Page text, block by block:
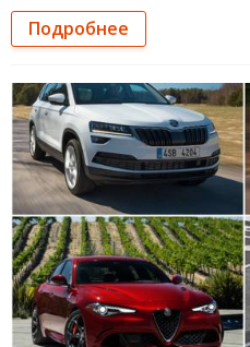
Подробнее